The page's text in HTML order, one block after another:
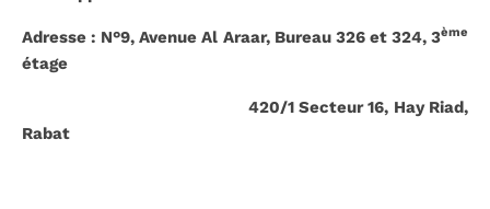
Adresse : N°9, Avenue Al Araar, Bureau 326 et 324, 3ème
étage
420/1 Secteur 16, Hay Riad,
Rabat